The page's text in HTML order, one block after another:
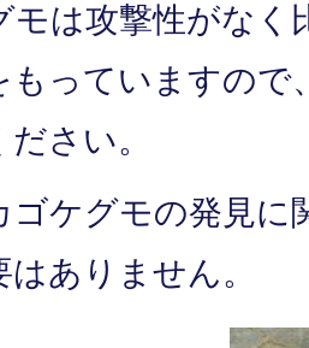
モは攻撃性がなく
もっていますので
さい。
ゴケグモの発見に
ありません。